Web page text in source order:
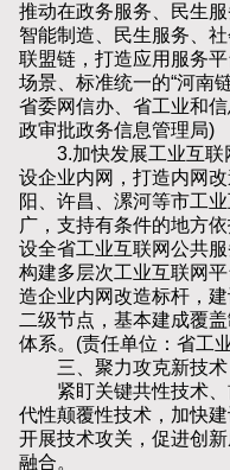
推动在政务服务、民生
智能制造、民生服务、
联盟链，打造应用服务
场景、标准统一的“河南
省委网信办、省工业和
政审批政务信息管理局)
3.加快发展工业互联
设企业内网，打造内网
阳、许昌、漯河等市工
广，支持有条件的地方
设全省工业互联网公共服
构建多层次工业互联网
造企业内网改造标杆，
二级节点，基本建成覆
体系。(责任单位：省工
三、聚力攻克新技术
紧盯关键共性技术、
代性颠覆性技术，加快
开展技术攻关，促进创
融合。